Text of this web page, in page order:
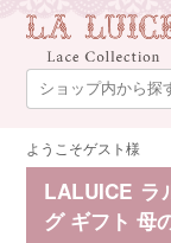
ようこそゲスト様
LALUICE ラ
グ ギフト 母